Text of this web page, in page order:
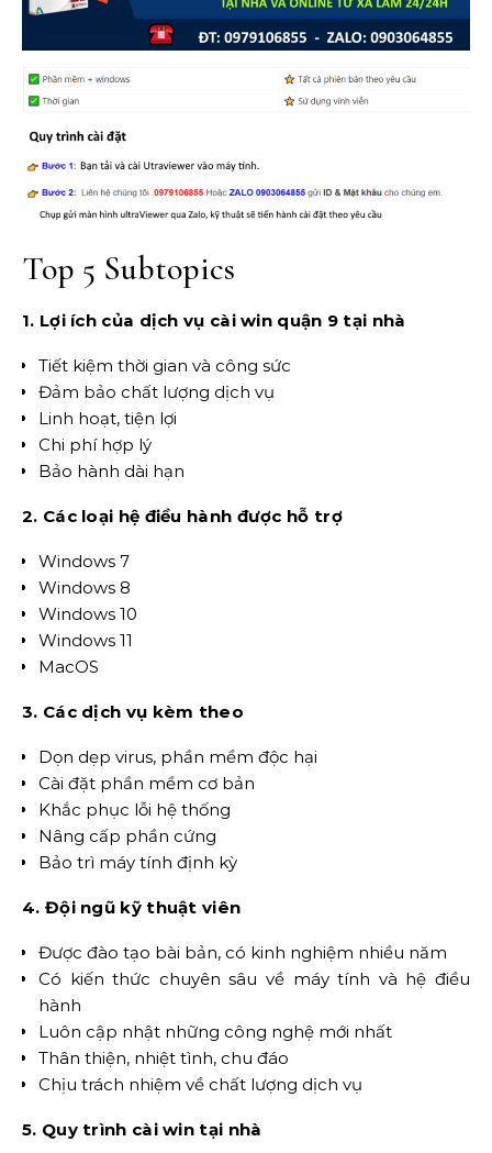
Top 5 Subtopics
1. Lợi ích của dịch vụ cài win quận 9 tại nhà
Tiết kiệm thời gian và công sức
Đảm bảo chất lượng dịch vụ
Linh hoạt, tiện lợi
Chi phí hợp lý
Bảo hành dài hạn
2. Các loại hệ điều hành được hỗ trợ
Windows 7
Windows 8
Windows 10
Windows 11
MacOS
3. Các dịch vụ kèm theo
Dọn dẹp virus, phần mềm độc hại
Cài đặt phần mềm cơ bản
Khắc phục lỗi hệ thống
Nâng cấp phần cứng
Bảo trì máy tính định kỳ
4. Đội ngũ kỹ thuật viên
Được đào tạo bài bản, có kinh nghiệm nhiều năm
Có kiến thức chuyên sâu về máy tính và hệ điều
hành
Luôn cập nhật những công nghệ mới nhất
Thân thiện, nhiệt tình, chu đáo
Chịu trách nhiệm về chất lượng dịch vụ
5. Quy trình cài win tại nhà